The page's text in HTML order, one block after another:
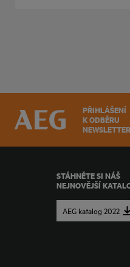
PŘIHLÁŠENÍ
K ODBĚRU
STÁHNĚTE SI NÁŠ
NEJNOVĚJŠÍ
AEG katalog 2022